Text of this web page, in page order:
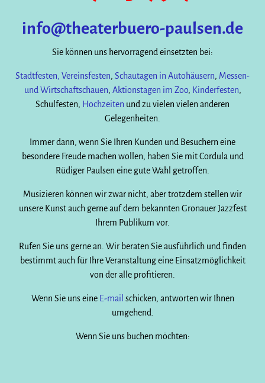
info@theaterbuero-paulsen.de
Sie können uns hervorragend einsetzten bei:
Stadtfesten, Vereinsfesten, Schautagen in Autohäusern, Messen-
und Wirtschaftschauen, Aktionstagen im Zoo, Kinderfesten,
Schulfesten, Hochzeiten und zu vielen vielen anderen
Gelegenheiten.
Immer dann, wenn Sie Ihren Kunden und Besuchern eine
besondere Freude machen wollen, haben Sie mit Cordula und
Rüdiger Paulsen eine gute Wahl getroffen.
Musizieren können wir zwar nicht, aber trotzdem stellen wir
unsere Kunst auch gerne auf dem bekannten Gronauer Jazzfest
Ihrem Publikum vor.
Rufen Sie uns gerne an. Wir beraten Sie ausführlich und finden
bestimmt auch für Ihre Veranstaltung eine Einsatzmöglichkeit
von der alle profitieren.
Wenn Sie uns eine E-mail schicken, antworten wir Ihnen
umgehend.
Wenn Sie uns buchen möchten: